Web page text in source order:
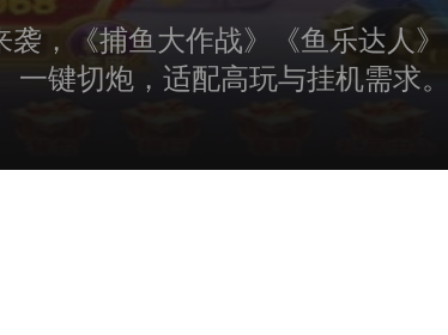
，《捕鱼大作战》《鱼乐达人
键切炮，适配高玩与挂机需求